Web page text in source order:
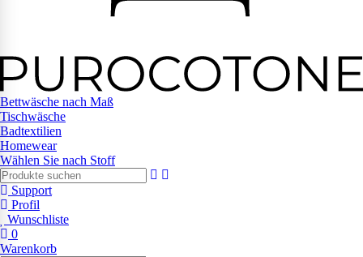
Bettwäsche nach Maß
Tischwäsche
Badtextilien
Homewear
Wählen Sie nach Stoff
Support
Profil
Wunschliste
0
Warenkorb